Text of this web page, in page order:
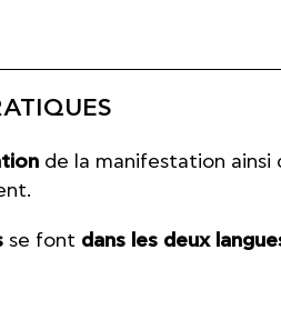
de la manifestation
se font dans les deux